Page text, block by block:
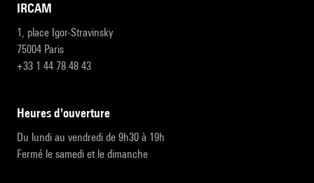
IRCAM
1, place Igor-Stravinsky
75004 Paris
+33 1 44 78 48 43
heures d'ouverture
Du lundi au vendredi de 9h30 à 19h
Fermé le samedi et le dimanche